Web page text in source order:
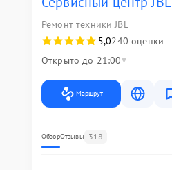
Ремонт техники JBL
5,0240 оценки
Открыто до 21:00
Маршрут
ОбзорОтзывы 318